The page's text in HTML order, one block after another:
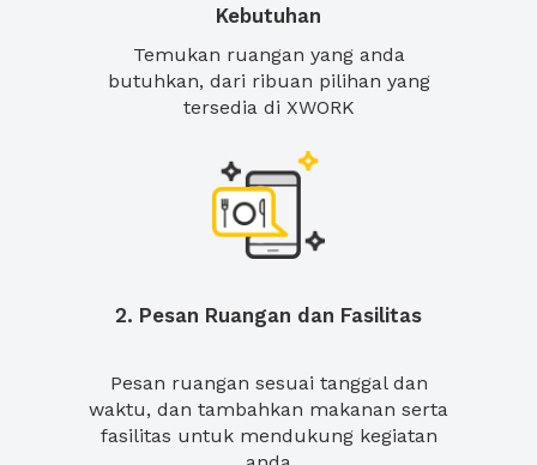
Kebutuhan
Temukan ruangan yang anda
butuhkan, dari ribuan pilihan yang
tersedia di XWORK
2. Pesan Ruangan dan Fasilitas
Pesan ruangan sesuai tanggal dan
waktu, dan tambahkan makanan serta
fasilitas untuk mendukung kegiatan